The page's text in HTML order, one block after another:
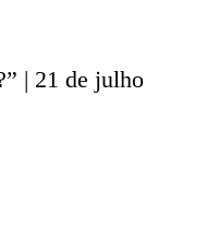
| 21 de julho